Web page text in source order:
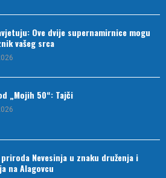
Ove dvije supernamirnice mogu
vašeg srca
„Mojih 50“: Tajči
Nevesinja u znaku druženja i
na Alagovcu